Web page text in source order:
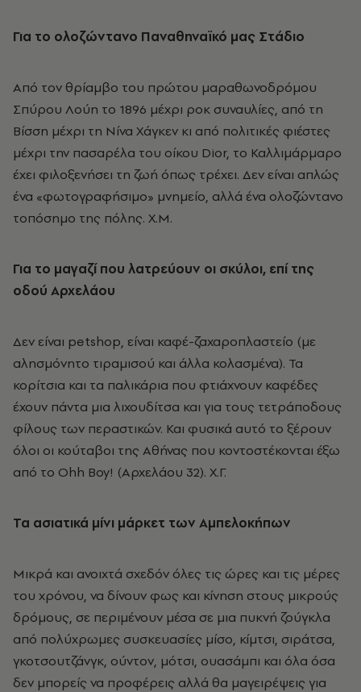
Για το ολοζώντανο Παναθηναϊκό μας Στάδιο
Από τον θρίαμβο του πρώτου μαραθωνοδρόμου
Σπύρου Λούη το 1896 μέχρι ροκ συναυλίες, από τη
Βίσση μέχρι τη Νίνα Χάγκεν κι από πολιτικές φιέστες
μέχρι την πασαρέλα του οίκου Dior, το Καλλιμάρμαρο
έχει φιλοξενήσει τη ζωή όπως τρέχει. Δεν είναι απλώς
ένα «φωτογραφήσιμο» μνημείο, αλλά ένα ολοζώντανο
τοπόσημο της πόλης. Χ.Μ.
Για το μαγαζί που λατρεύουν οι σκύλοι, επί της
οδού Αρχελάου
Δεν είναι petshop, είναι καφέ-ζαχαροπλαστείο (με
αλησμόνητο τιραμισού και άλλα κολασμένα). Τα
κορίτσια και τα παλικάρια που φτιάχνουν καφέδες
έχουν πάντα μια λιχουδίτσα και για τους τετράποδους
φίλους των περαστικών. Και φυσικά αυτό το ξέρουν
όλοι οι κούταβοι της Αθήνας που κοντοστέκονται έξω
από το Ohh Boy! (Αρχελάου 32). Χ.Γ.
Τα ασιατικά μίνι μάρκετ των Αμπελοκήπων
Μικρά και ανοιχτά σχεδόν όλες τις ώρες και τις μέρες
του χρόνου, να δίνουν φως και κίνηση στους μικρούς
δρόμους, σε περιμένουν μέσα σε μια πυκνή ζούγκλα
από πολύχρωμες συσκευασίες μίσο, κίμτσι, σιράτσα,
γκοτσουτζάνγκ, ούντον, μότσι, ουασάμπι και όλα όσα
δεν μπορείς να προφέρεις αλλά θα μαγειρέψεις για